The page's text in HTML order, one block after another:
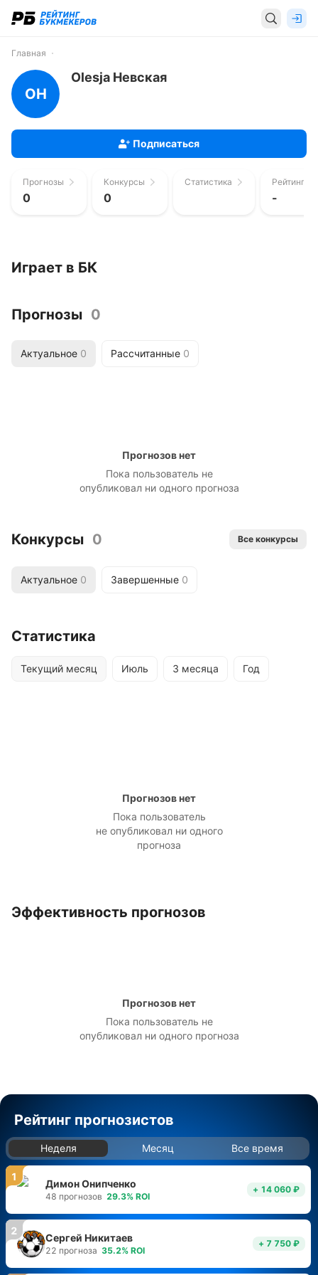
Главная
OН
Olesja Невская
Подписаться
Прогнозы
0
Конкурсы
0
Статистика Рейтинг
-
Играет в БК
Прогнозы 0
Актуальное 0 Рассчитанные 0
Прогнозов нет
Пока пользователь не
опубликовал ни одного прогноза
Конкурсы 0 Все конкурсы
Актуальное 0 Завершенные 0
Статистика
Текущий месяц Июль 3 месяца Год
Прогнозов нет
Пока пользователь
не опубликовал ни одного
прогноза
Эффективность прогнозов
Прогнозов нет
Пока пользователь не
опубликовал ни одного прогноза
Рейтинг прогнозистов
Неделя Месяц Все время
1
Димон Онипченко
48 прогнозов 29.3% ROI
+ 14 060 ₽
2
Сергей Никитаев
22 прогноза 35.2% ROI
+ 7 750 ₽